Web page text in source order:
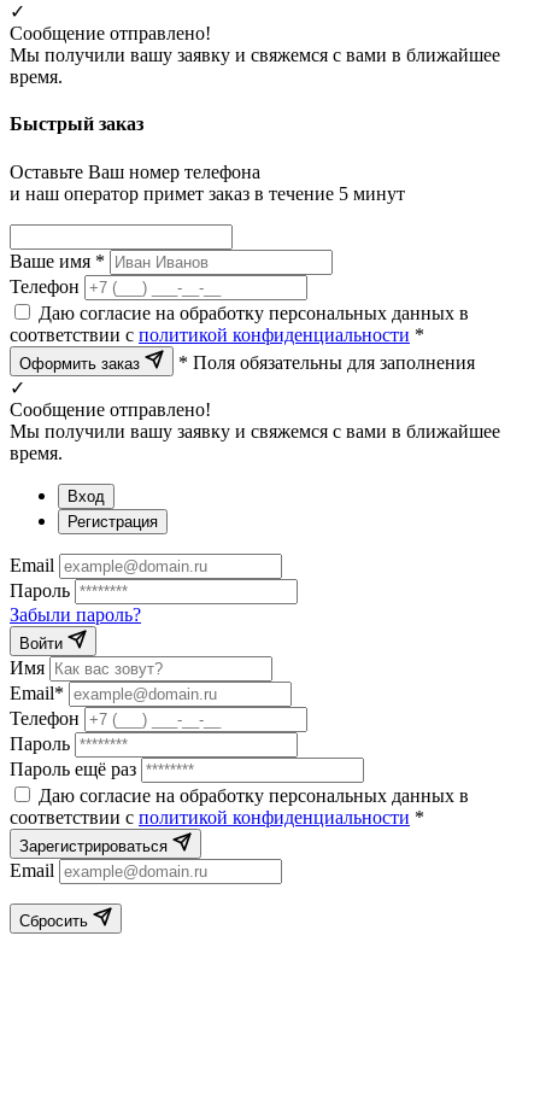
✓
Сообщение отправлено!
Мы получили вашу заявку и свяжемся с вами в ближайшее
время.
Быстрый заказ
Оставьте Ваш номер телефона
и наш оператор примет заказ в течение 5 минут
Ваше имя *
Телефон
Даю согласие на обработку персональных данных в
соответствии с политикой конфиденциальности *
Оформить заказ
* Поля обязательны для заполнения
✓
Сообщение отправлено!
Мы получили вашу заявку и свяжемся с вами в ближайшее
время.
Вход
Регистрация
Email
Пароль
Забыли пароль?
Войти
Имя
Email*
Телефон
Пароль
Пароль ещё раз
Даю согласие на обработку персональных данных в
соответствии с политикой конфиденциальности *
Зарегистрироваться
Email
Сбросить